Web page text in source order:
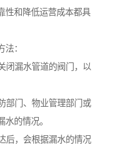
性和降低运营成本都具
：
闭漏水管道的阀门，以
部门、物业管理部门或
的情况。
后，会根据漏水的情况